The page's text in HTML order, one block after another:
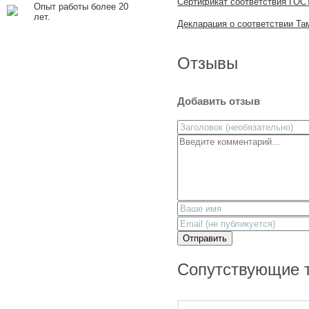
Опыт работы более 20
лет.
Декларация о соответствии
Отзывы
Добавить отзыв
Отправить
Сопутствующие